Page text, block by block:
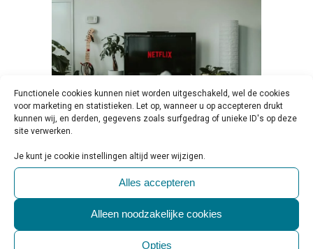
Functionele cookies kunnen niet worden uitgeschakeld, wel de cookies
voor marketing en statistieken. Let op, wanneer u op accepteren drukt
kunnen wij, en derden, gegevens zoals surfgedrag of unieke ID's op deze
site verwerken.
Je kunt je cookie instellingen altijd weer wijzigen.
Alles accepteren
Alleen noodzakelijke cookies
Opties
10 NOVBEWEGEN NA EEN
WERKDAG? VOORAL ALS HET
PLEZIER GEEFT EN WEINIG
INSPANNING KOST
Geplaatst op 10:00h inNieuws &